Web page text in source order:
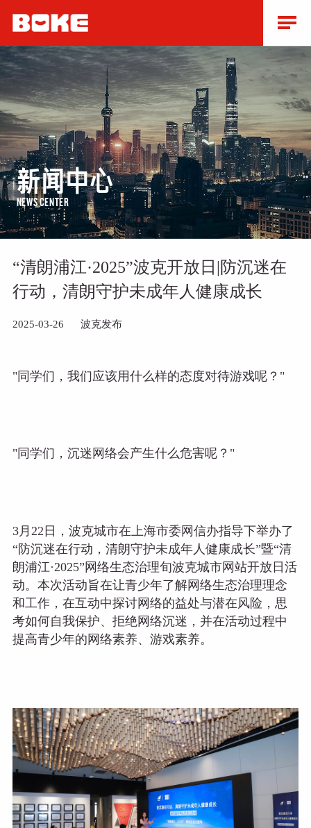
新闻中心
NEWS CENTER
“清朗浦江·2025”波克开放日|防沉迷在
行动，清朗守护未成年人健康成长
2025-03-26 波克发布
"同学们，我们应该用什么样的态度对待游戏呢？"
"同学们，沉迷网络会产生什么危害呢？"
3月22日，波克城市在上海市委网信办指导下举办了
“防沉迷在行动，清朗守护未成年人健康成长”暨“清
朗浦江·2025”网络生态治理旬波克城市网站开放日活
动。本次活动旨在让青少年了解网络生态治理理念
和工作，在互动中探讨网络的益处与潜在风险，思
考如何自我保护、拒绝网络沉迷，并在活动过程中
提高青少年的网络素养、游戏素养。